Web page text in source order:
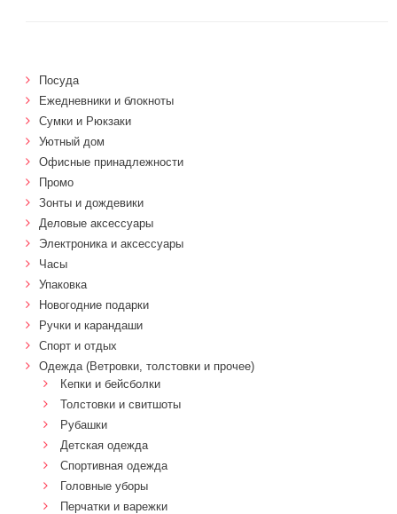
Посуда
Ежедневники и блокноты
Сумки и Рюкзаки
Уютный дом
Офисные принадлежности
Промо
Зонты и дождевики
Деловые аксессуары
Электроника и аксессуары
Часы
Упаковка
Новогодние подарки
Ручки и карандаши
Спорт и отдых
Одежда (Ветровки, толстовки и прочее)
Кепки и бейсболки
Толстовки и свитшоты
Рубашки
Детская одежда
Спортивная одежда
Головные уборы
Перчатки и варежки